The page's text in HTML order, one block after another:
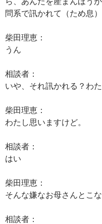
問系で訊かれて（ため息）
柴田理恵：
うん
相談者：
いや、それ訊かれる？わ
柴田理恵：
わたし思いますけど。
相談者：
はい
柴田理恵：
そんな嫌なお母さんとこ
相談者：